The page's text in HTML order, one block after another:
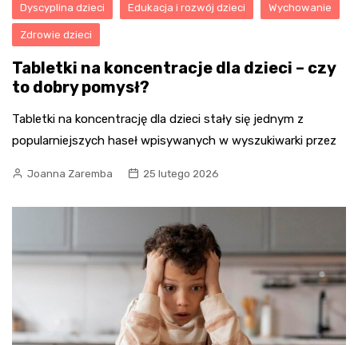
Dyscyplina dzieci Edukacja i rozwój dzieci Wychowanie
Zdrowie dzieci
Tabletki na koncentracje dla dzieci – czy
to dobry pomysł?
Tabletki na koncentrację dla dzieci stały się jednym z
popularniejszych haseł wpisywanych w wyszukiwarki przez
Joanna Zaremba 25 lutego 2026